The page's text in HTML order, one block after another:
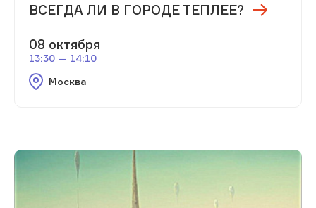
ВСЕГДА ЛИ В ГОРОДЕ ТЕПЛЕЕ?
08 октября
13:30 — 14:10
Москва